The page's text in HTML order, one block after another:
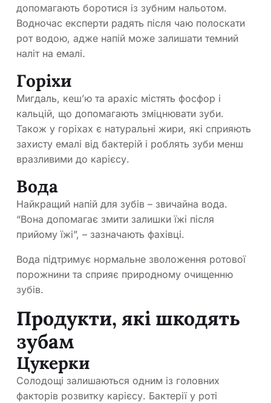
допомагають боротися із зубним нальотом.
Водночас експерти радять після чаю полоскати
рот водою, адже напій може залишати темний
наліт на емалі.
Горіхи
Мигдаль, кеш’ю та арахіс містять фосфор і
кальцій, що допомагають зміцнювати зуби.
Також у горіхах є натуральні жири, які сприяють
захисту емалі від бактерій і роблять зуби менш
вразливими до карієсу.
Вода
Найкращий напій для зубів – звичайна вода.
“Вона допомагає змити залишки їжі після
прийому їжі”, – зазначають фахівці.
Вода підтримує нормальне зволоження ротової
порожнини та сприяє природному очищенню
зубів.
Продукти, які шкодять
зубам
Цукерки
Солодощі залишаються одним із головних
факторів розвитку карієсу. Бактерії у роті